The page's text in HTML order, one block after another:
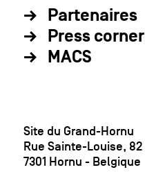
Partenaires
Press corner
MACS
Site du Grand-Hornu
Rue Sainte-Louise, 82
7301 Hornu - Belgique